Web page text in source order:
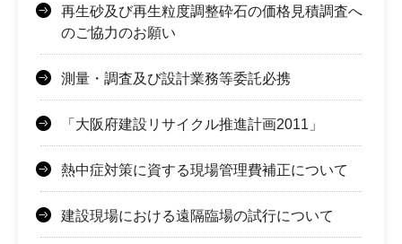
再生砂及び再生粒度調整砕石の価格見積調査へ
のご協力のお願い
測量・調査及び設計業務等委託必携
「大阪府建設リサイクル推進計画2011」
熱中症対策に資する現場管理費補正について
建設現場における遠隔臨場の試行について